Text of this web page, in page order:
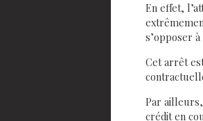
En effet,
s’opposer
Cet arrêt
Par
crédit en